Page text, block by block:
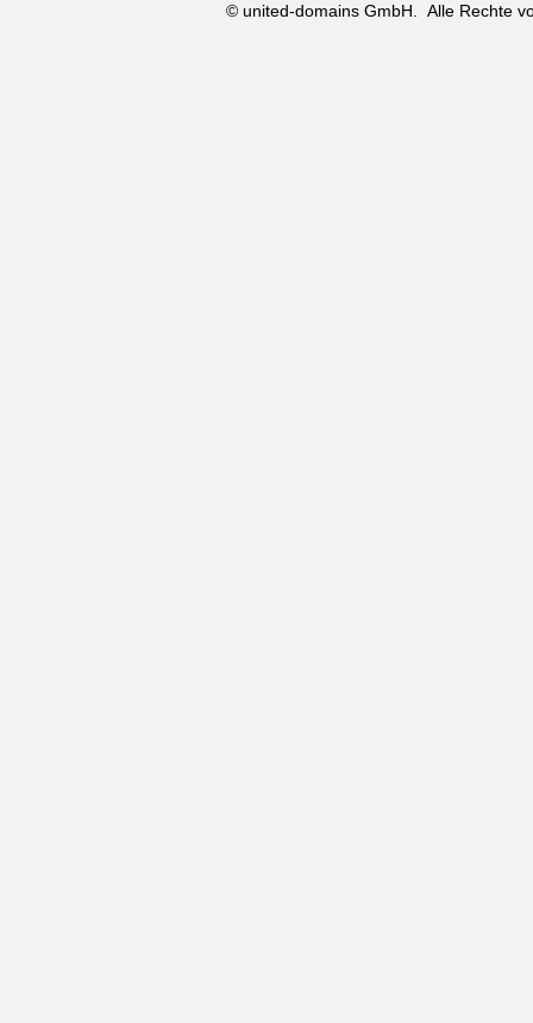
© united-domains GmbH. Alle Rechte